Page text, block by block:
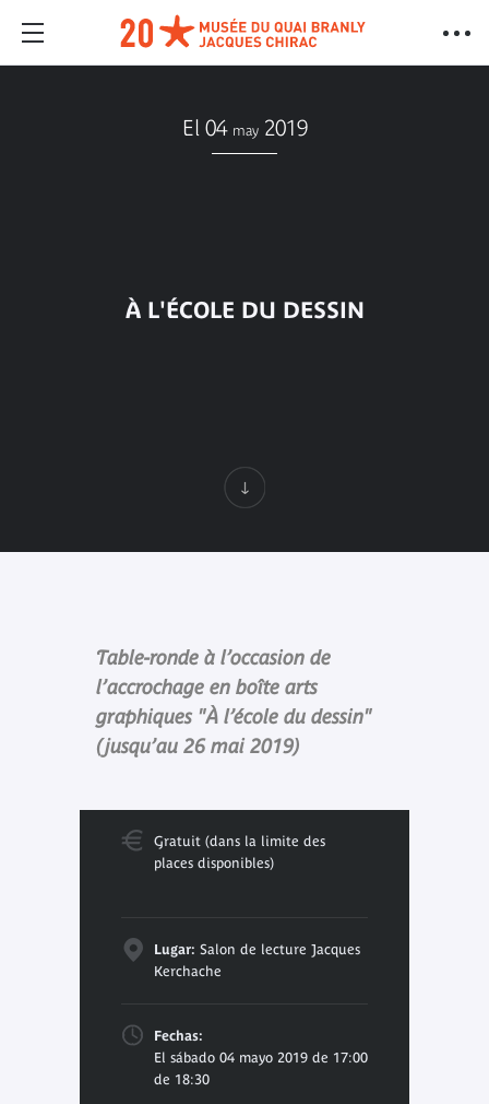
El 04 may 2019
À L'ÉCOLE DU DESSIN
Table-ronde à l’occasion de
l’accrochage en boîte arts
graphiques "À l’école du dessin"
(jusqu’au 26 mai 2019)
Gratuit (dans la limite des
places disponibles)
Lugar: Salon de lecture Jacques
Kerchache
Fechas:
El sábado 04 mayo 2019 de 17:00
de 18:30